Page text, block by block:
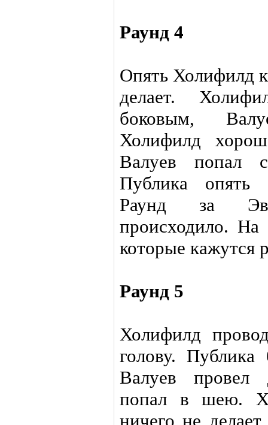
Раунд 4
Опять Холифилд
делает.
боковым,
Холифилд
Валуев попал
Публика опять
Раунд за
происходило.
которые кажутся
Раунд 5
Холифилд
голову. Публика
Валуев провел
попал в шею.
ничего не